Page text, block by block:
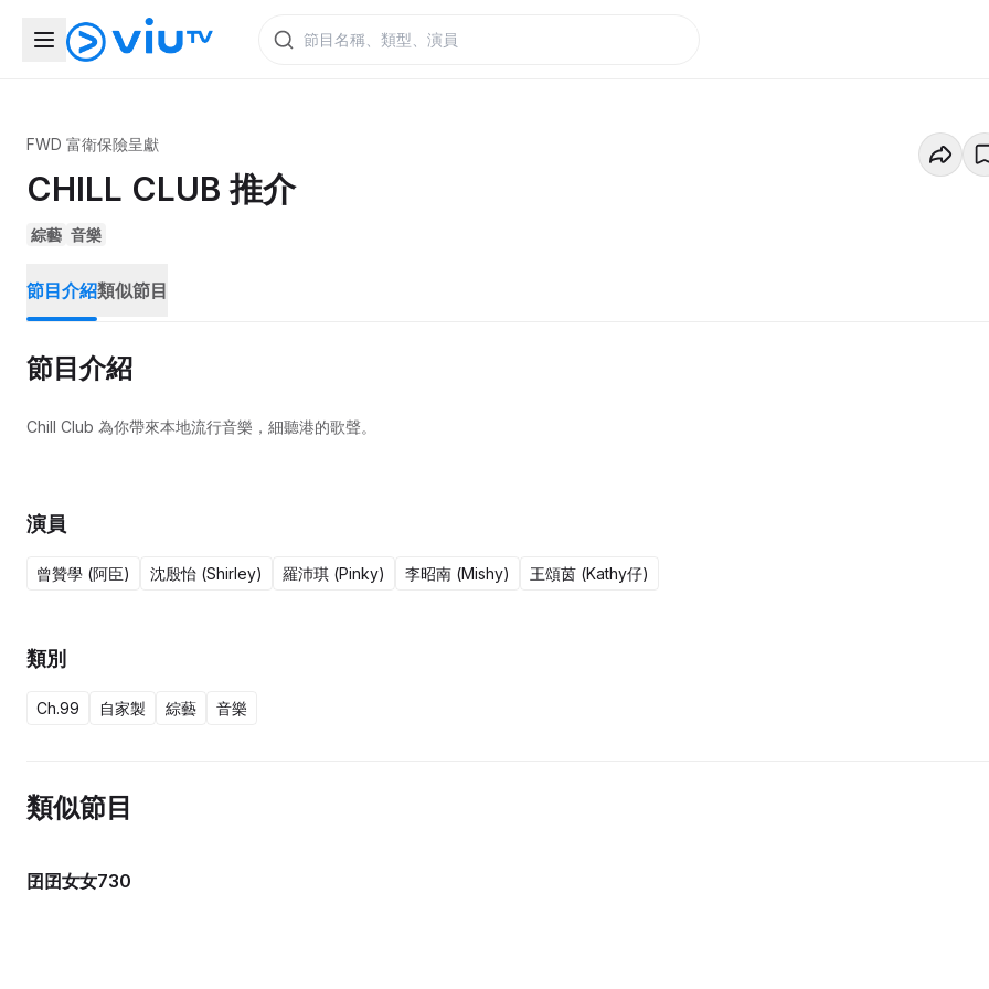
FWD 富衛保險呈獻
CHILL CLUB 推介
綜藝 音樂
節目介紹類似節目
節目介紹
Chill Club 為你帶來本地流行音樂，細聽港的歌聲。
演員
曾贊學 (阿臣) 沈殷怡 (Shirley) 羅沛琪 (Pinky) 李昭南 (Mishy) 王頌茵 (Kathy仔)
類別
Ch.99 自家製 綜藝 音樂
類似節目
囝囝女女730